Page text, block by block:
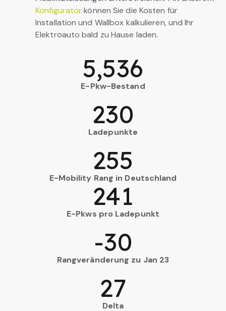
Konfiguratorkönnen Sie die Kosten für
Installation und Wallbox kalkulieren, und Ihr
Elektroauto bald zu Hause laden.
E-Pkw-Bestand
5,536
Ladepunkte
230
E-Mobility Rang in Deutschland
255
E-Pkws pro Ladepunkt
241
Rangveränderung zu Jan 23
-30
Delta
27